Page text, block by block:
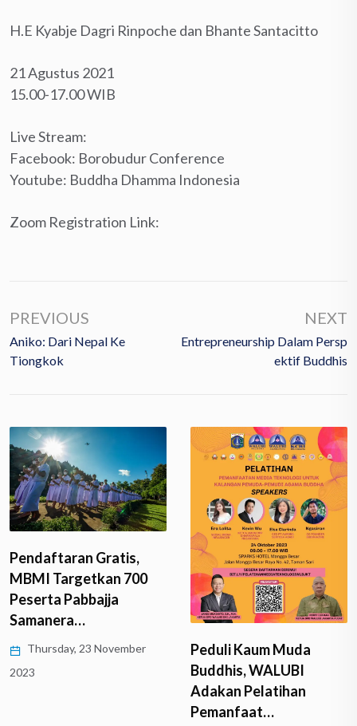
H.E Kyabje Dagri Rinpoche dan Bhante Santacitto⁠⁠
21 Agustus 2021
15.00-17.00 WIB
Live Stream:⁠
Facebook: Borobudur Conference⁠
Youtube: Buddha Dhamma Indonesia ⁠
Zoom Registration Link:
PREVIOUS
Aniko: Dari Nepal Ke
Tiongkok
NEXT
Entrepreneurship Dalam Persp
Ektif Buddhis
Pendaftaran Gratis,
MBMI Targetkan 700
Peserta Pabbajja
Samanera…
Thursday, 23 November
2023
Peduli Kaum Muda
Buddhis, WALUBI
Adakan Pelatihan
Pemanfaat…